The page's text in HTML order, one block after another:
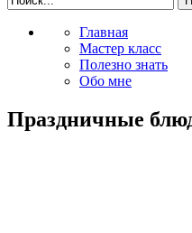
Главная
Мастер класс
Полезно знать
Обо мне
Праздничные